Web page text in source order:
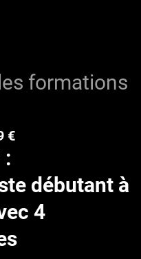
formations
€
:
débutant à
4